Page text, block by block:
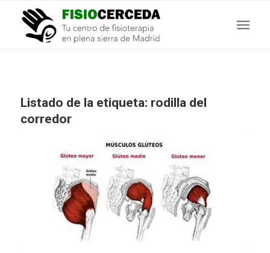
Listado de la etiqueta: rodilla del
corredor